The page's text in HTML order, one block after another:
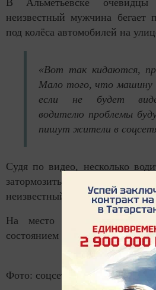
В Альметьевске
неизвестный мужчина бегает
под колёса автомобилей на
«Вот так кидаются,
Мало того, что
если не будет
водителю проблемы
пишут жители в
Судя по видео, несколько
затормозить и не
неизвестный все же попал под
На место вызвали
состоянием мужчины, пока
Фото: соцсети